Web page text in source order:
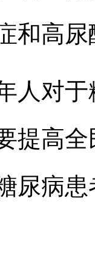
和高
对于
提高
尿病